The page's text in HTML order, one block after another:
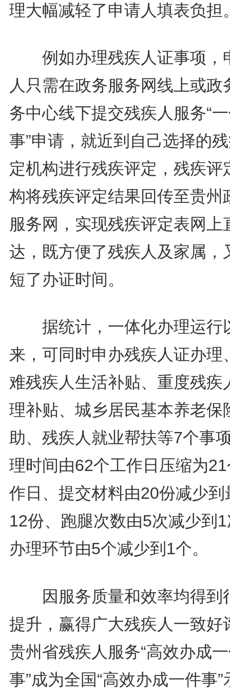
理大幅减轻了申请人填表负担
例如办理残疾人证事项，
人只需在政务服务网线上或政
务中心线下提交残疾人服务“
事”申请，就近到自己选择的
定机构进行残疾评定，残疾评
构将残疾评定结果回传至贵州
服务网，实现残疾评定表网上
达，既方便了残疾人及家属，
短了办证时间。
据统计，一体化办理运行
来，可同时申办残疾人证办理
难残疾人生活补贴、重度残疾
理补贴、城乡居民基本养老保
助、残疾人就业帮扶等7个事
理时间由62个工作日压缩为
作日、提交材料由20份减少到
12份、跑腿次数由5次减少到
办理环节由5个减少到1个。
因服务质量和效率均得到
提升，赢得广大残疾人一致好
贵州省残疾人服务“高效办成
事”成为全国“高效办成一件事”